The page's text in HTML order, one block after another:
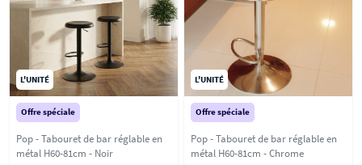
L'UNITÉ
Offre spéciale
Pop - Tabouret de bar réglable en
métal H60-81cm - Noir
L'UNITÉ
Offre spéciale
Pop - Tabouret de bar réglable en
métal H60-81cm - Chrome